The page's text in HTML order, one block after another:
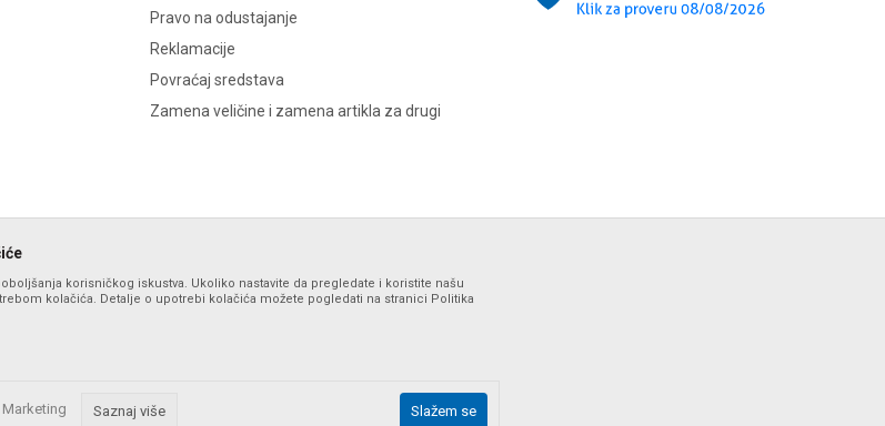
Pravo na odustajanje
Reklamacije
Povraćaj sredstava
Zamena veličine i zamena artikla za drugi
ali ne možemo garantovati da su sve informacije kompletne i bez grešaka. Svi artikli prikazani na sajtu su deo naše
korisničkog iskustva. Ukoliko nastavite da pregledate i koristite našu
kolačića. Detalje o upotrebi kolačića možete pogledati na stranici Politika
Marketing Saznaj više Slažem se